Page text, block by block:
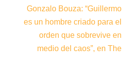
Gonzalo Bouza: “Guillermo
es un hombre criado para el
orden que sobrevive en
medio del caos”, en The